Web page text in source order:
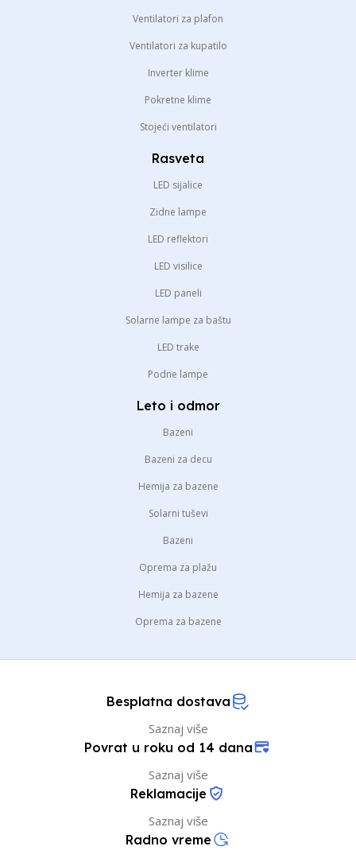
Ventilatori za plafon
Ventilatori za kupatilo
Inverter klime
Pokretne klime
Stojeći ventilatori
Rasveta
LED sijalice
Zidne lampe
LED reflektori
LED visilice
LED paneli
Solarne lampe za baštu
LED trake
Podne lampe
Leto i odmor
Bazeni
Bazeni za decu
Hemija za bazene
Solarni tuševi
Bazeni
Oprema za plažu
Hemija za bazene
Oprema za bazene
Besplatna dostava
Saznaj više
Povrat u roku od 14 dana
Saznaj više
Reklamacije
Saznaj više
Radno vreme